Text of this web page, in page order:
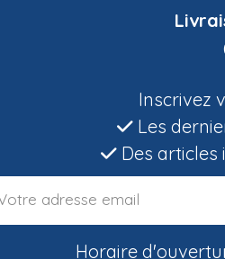
Inscrivez
Les
Des
Horaire